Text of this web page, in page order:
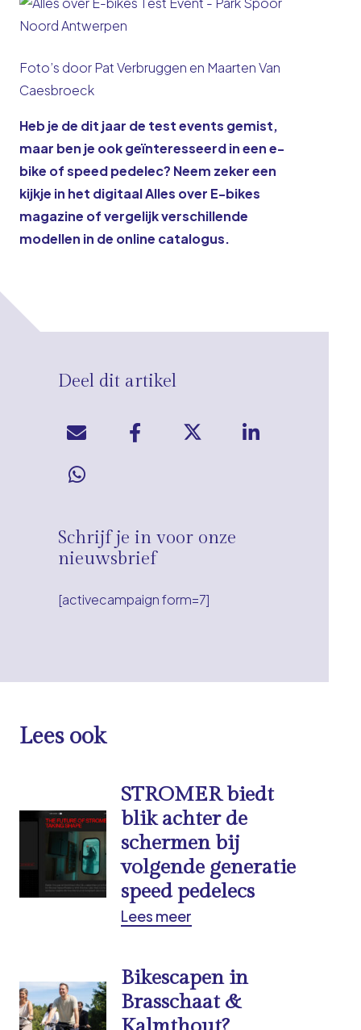
Foto’s door Pat Verbruggen en Maarten Van
Caesbroeck
Heb je de dit jaar de test events gemist,
maar ben je ook geïnteresseerd in een e-
bike of speed pedelec? Neem zeker een
kijkje in het digitaalAlles over E-bikes
magazine of vergelijk verschillende
modellen in de online catalogus.
Deel dit artikel
Schrijf je in voor onze
nieuwsbrief
[activecampaign form=7]
Lees ook
STROMER biedt
blik achter de
schermen bij
volgende generatie
speed pedelecs
Lees meer
Bikescapen in
Brasschaat &